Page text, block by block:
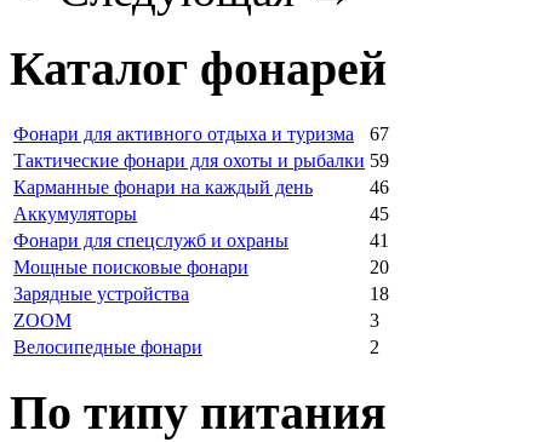
Каталог фонарей
Фонари для активного отдыха и туризма
67
Тактические фонари для охоты и рыбалки 59
Карманные фонари на каждый день
46
Аккумуляторы
45
Фонари для спецслужб и охраны
41
Мощные поисковые фонари
20
Зарядные устройства
18
ZOOM
3
Велосипедные фонари
2
По типу питания